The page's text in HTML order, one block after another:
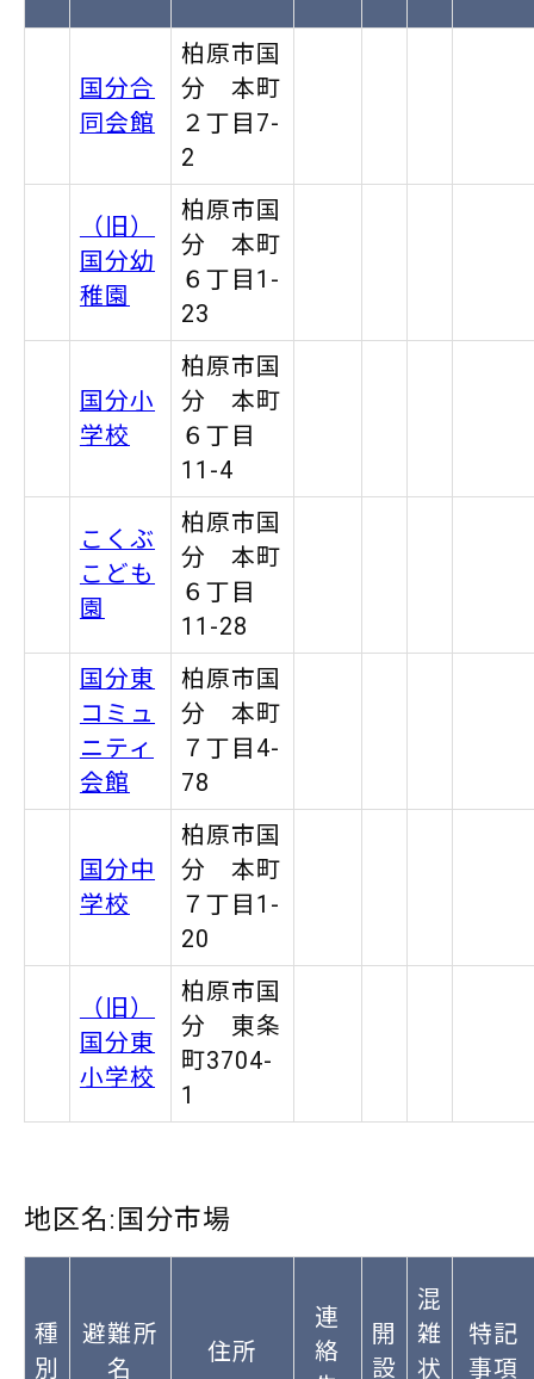
国分合
同会館
柏原市国
分 本町
２丁目7-
2
（旧）
国分幼
稚園
柏原市国
分 本町
６丁目1-
23
国分小
学校
柏原市国
分 本町
６丁目
11-4
こくぶ
こども
園
柏原市国
分 本町
６丁目
11-28
国分東
コミュ
ニティ
会館
柏原市国
分 本町
７丁目4-
78
国分中
学校
柏原市国
分 本町
７丁目1-
20
（旧）
国分東
小学校
柏原市国
分 東条
町3704-
1
地区名:国分市場
種
別
避難所
名
住所
連
絡
開
設
混
雑
状
特記
事項